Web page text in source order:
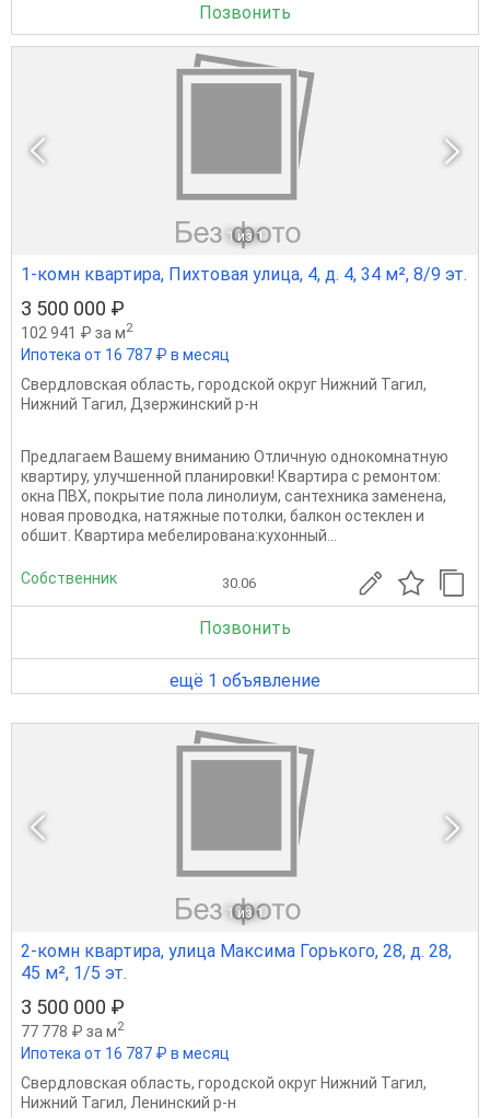
Позвонить
1 из 1
1-комн квартира, Пихтовая улица, 4, д. 4, 34 м², 8/9 эт.
3 500 000 ₽
102 941 ₽ за м2
Ипотека от 16 787 ₽ в месяц
Свердловская область, городской округ Нижний Тагил,
Нижний Тагил, Дзержинский р-н
Предлагаем Вашему вниманию Отличную однокомнатную
квартиру, улучшенной планировки! Квартира с ремонтом:
окна ПВХ, покрытие пола линолиум, сантехника заменена,
новая проводка, натяжные потолки, балкон остеклен и
обшит. Квартира мебелирована:кухонный...
Собственник 30.06
Позвонить
ещё 1 объявление
1 из 1
2-комн квартира, улица Максима Горького, 28, д. 28,
45 м², 1/5 эт.
3 500 000 ₽
77 778 ₽ за м2
Ипотека от 16 787 ₽ в месяц
Свердловская область, городской округ Нижний Тагил,
Нижний Тагил, Ленинский р-н